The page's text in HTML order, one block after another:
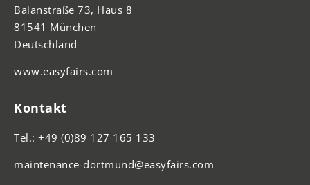
Balanstraße 73, Haus 8
81541 München
Deutschland
www.easyfairs.com
Kontakt
Tel.: +49 (0)89 127 165 133
maintenance-dortmund@easyfairs.com